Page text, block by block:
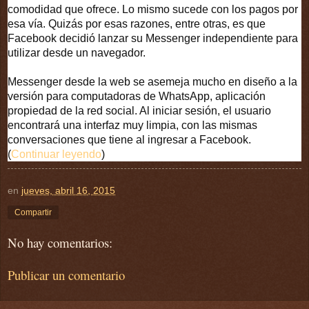
comodidad que ofrece. Lo mismo sucede con los pagos por
esa vía. Quizás por esas razones, entre otras, es que
Facebook decidió lanzar su Messenger independiente para
utilizar desde un navegador.
Messenger desde la web se asemeja mucho en diseño a la
versión para computadoras de WhatsApp, aplicación
propiedad de la red social. Al iniciar sesión, el usuario
encontrará una interfaz muy limpia, con las mismas
conversaciones que tiene al ingresar a Facebook.
(Continuar leyendo)
en jueves, abril 16, 2015
Compartir
No hay comentarios:
Publicar un comentario